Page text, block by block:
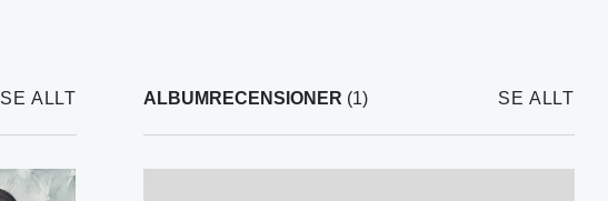
SE ALLT ALBUMRECENSIONER (1) SE ALLT